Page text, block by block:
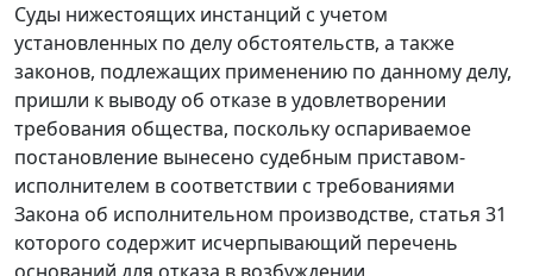
Суды нижестоящих инстанций с учетом
установленных по делу обстоятельств, а также
законов, подлежащих применению по данному делу,
пришли к выводу об отказе в удовлетворении
требования общества, поскольку оспариваемое
постановление вынесено судебным приставом-
исполнителем в соответствии с требованиями
Закона об исполнительном производстве, статья 31
которого содержит исчерпывающий перечень